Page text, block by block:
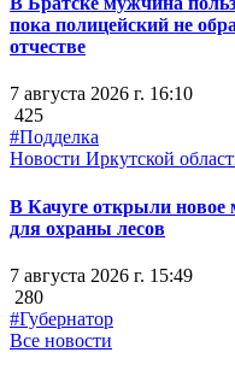
пока полицейский не
отчестве
7 августа 2026 г. 16:10
425
#Подделка
Новости Иркутской
В Качуге открыли новое
для охраны лесов
7 августа 2026 г. 15:49
280
#Губернатор
Все новости